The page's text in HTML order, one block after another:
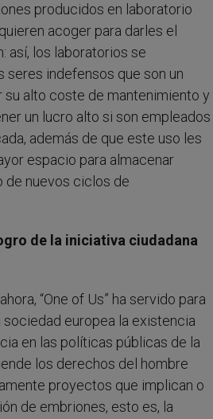
producidos en laboratorio
acoger para darles el
así, los laboratorios se
seres indefensos que son un
su alto coste de mantenimiento y
un lucro alto si son empleados
además de que este uso les
espacio para almacenar
de nuevos ciclos de
de la iniciativa ciudadana
“One of Us” ha servido para
europea la existencia
en las políticas públicas de la
los derechos del hombre
proyectos que implican o
de embriones, esto es, la